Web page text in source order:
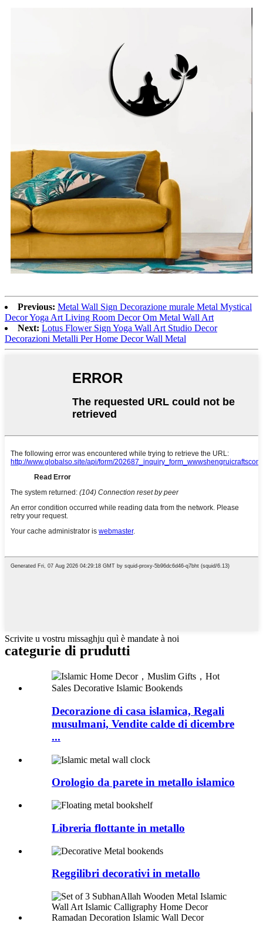
Previous: Metal Wall Sign Decorazione murale Metal Mystical
Decor Yoga Art Living Room Decor Om Metal Wall Art
Next: Lotus Flower Sign Yoga Wall Art Studio Decor
Decorazioni Metalli Per Home Decor Wall Metal
Scrivite u vostru missaghju quì è mandate à noi
categurie di prudutti
Decorazione di casa islamica, Regali
musulmani, Vendite calde di dicembre
...
Orologio da parete in metallo islamico
Libreria flottante in metallo
Reggilibri decorativi in ​​metallo